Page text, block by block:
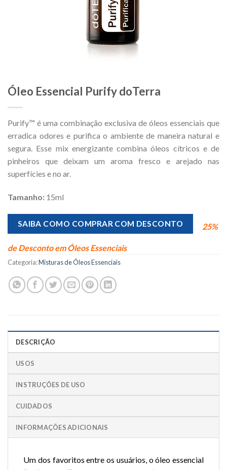
Óleo Essencial Purify doTerra
Purify™ é uma combinação exclusiva de óleos essenciais que
erradica odores e purifica o ambiente de maneira natural e
segura. Esse mix energizante combina óleos cítricos e de
pinheiros que deixam um aroma fresco e arejado nas
superfícies e no ar.
Tamanho: 15ml
SAIBA COMO COMPRAR COM DESCONTO 25%
de Desconto em Óleos Essenciais
Categoria:Misturas de Óleos Essenciais
DESCRIÇÃO
USOS
INSTRUÇÕES DE USO
CUIDADOS
INFORMAÇÕES ADICIONAIS
Um dos favoritos entre os usuários, o óleo essencial